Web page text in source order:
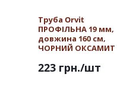
Труба Orvit
ПРОФІЛЬНА 19 мм,
довжина 160 см,
ЧОРНИЙ ОКСАМИТ
223 грн./шт